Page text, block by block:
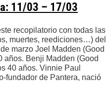
11/03 – 17/03
recopilatorio con todas las
muertes, reediciones…) del
marzo Joel Madden (Good
años. Benji Madden (Good
40 años. Vinnie Paul
fundador de Pantera, nació